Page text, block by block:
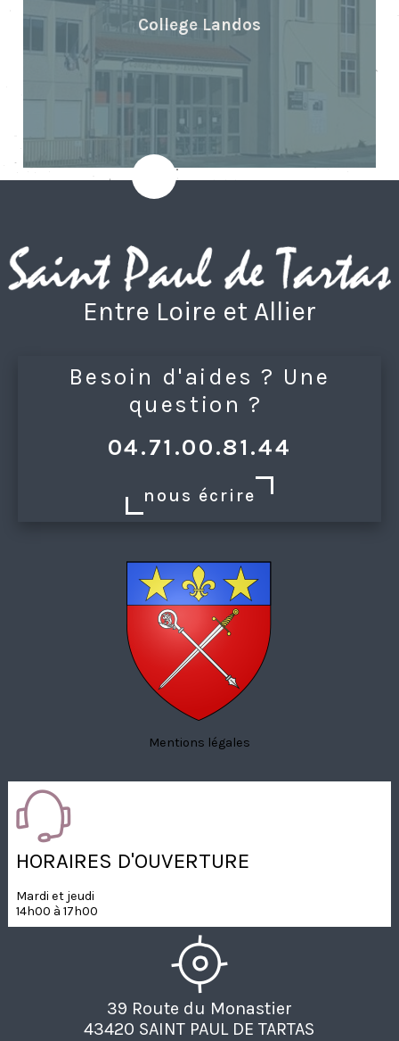
College Landos
Entre Loire et Allier
Besoin d'aides ? Une
question ?
04.71.00.81.44
nous écrire
Mentions légales
HORAIRES D'OUVERTURE
Mardi et jeudi
14h00 à 17h00
39 Route du Monastier
43420 SAINT PAUL DE TARTAS